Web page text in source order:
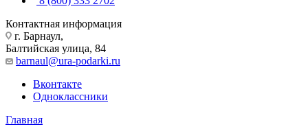
Контактная информация
г. Барнаул,
Балтийская улица, 84
barnaul@ura-podarki.ru
Вконтакте
Одноклассники
Главная